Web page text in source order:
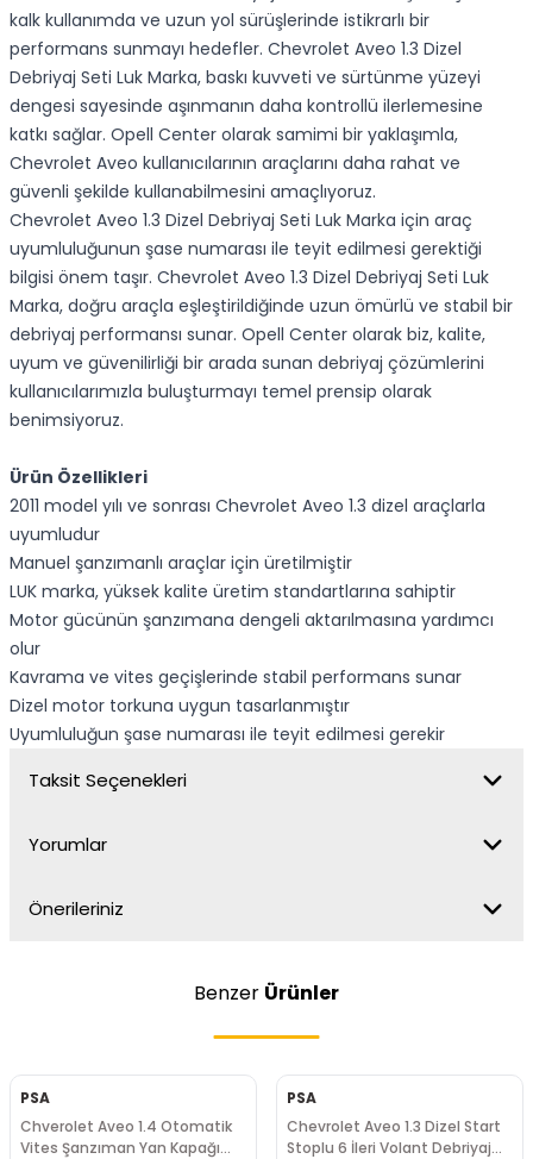
kalk kullanımda ve uzun yol sürüşlerinde istikrarlı bir
performans sunmayı hedefler. Chevrolet Aveo 1.3 Dizel
Debriyaj Seti Luk Marka, baskı kuvveti ve sürtünme yüzeyi
dengesi sayesinde aşınmanın daha kontrollü ilerlemesine
katkı sağlar. Opell Center olarak samimi bir yaklaşımla,
Chevrolet Aveo kullanıcılarının araçlarını daha rahat ve
güvenli şekilde kullanabilmesini amaçlıyoruz.
Chevrolet Aveo 1.3 Dizel Debriyaj Seti Luk Marka için araç
uyumluluğunun şase numarası ile teyit edilmesi gerektiği
bilgisi önem taşır. Chevrolet Aveo 1.3 Dizel Debriyaj Seti Luk
Marka, doğru araçla eşleştirildiğinde uzun ömürlü ve stabil bir
debriyaj performansı sunar. Opell Center olarak biz, kalite,
uyum ve güvenilirliği bir arada sunan debriyaj çözümlerini
kullanıcılarımızla buluşturmayı temel prensip olarak
benimsiyoruz.
Ürün Özellikleri
2011 model yılı ve sonrası Chevrolet Aveo 1.3 dizel araçlarla
uyumludur
Manuel şanzımanlı araçlar için üretilmiştir
LUK marka, yüksek kalite üretim standartlarına sahiptir
Motor gücünün şanzımana dengeli aktarılmasına yardımcı
olur
Kavrama ve vites geçişlerinde stabil performans sunar
Dizel motor torkuna uygun tasarlanmıştır
Uyumluluğun şase numarası ile teyit edilmesi gerekir
Taksit Seçenekleri
Yorumlar
Önerileriniz
Benzer Ürünler
PSA
Chverolet Aveo 1.4 Otomatik
Vites Şanzıman Yan Kapağı
PSA
Chevrolet Aveo 1.3 Dizel Start
Stoplu 6 İleri Volant Debriyaj